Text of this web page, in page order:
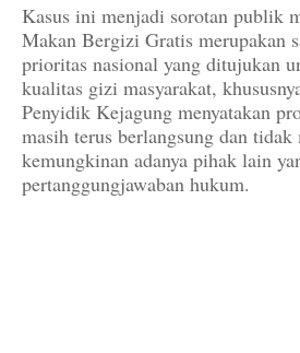
Kasus ini menjadi sorotan publik
Makan Bergizi Gratis merupakan
prioritas nasional yang ditujukan
kualitas gizi masyarakat,
Penyidik Kejagung menyatakan
masih terus berlangsung dan tidak
kemungkinan adanya pihak lain
pertanggungjawaban hukum.